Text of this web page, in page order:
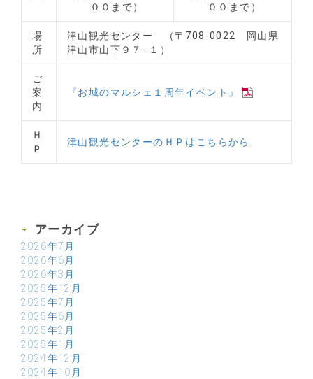
００まで）
００まで）
場
所
津山観光センター （〒708-0022 岡山県
津山市山下９７−１）
ご
案
内
『お城のマルシェ１周年イベント』
Ｈ
Ｐ
津山観光センターのＨＰはこちらから
アーカイブ
2026年7月
2026年6月
2026年3月
2025年12月
2025年7月
2025年6月
2025年2月
2025年1月
2024年12月
2024年10月